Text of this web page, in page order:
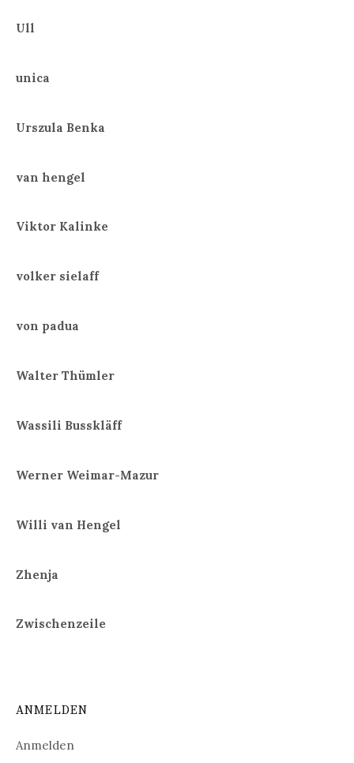
Ull
unica
Urszula Benka
van hengel
Viktor Kalinke
volker sielaff
von padua
Walter Thümler
Wassili Busskläff
Werner Weimar-Mazur
Willi van Hengel
Zhenja
Zwischenzeile
ANMELDEN
Anmelden